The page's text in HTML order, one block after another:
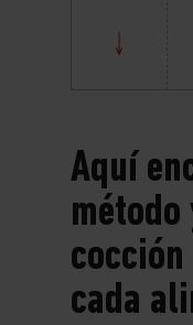
Aquí
cada